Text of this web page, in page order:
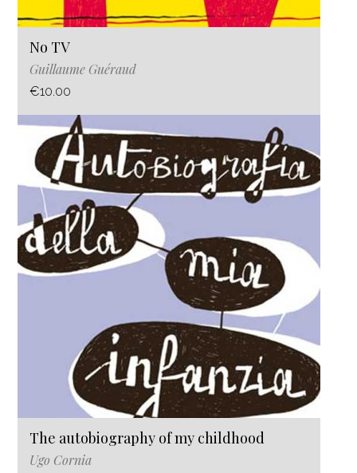
No TV
Guillaume Guéraud
€10.00
The autobiography of my childhood
Ugo Cornia